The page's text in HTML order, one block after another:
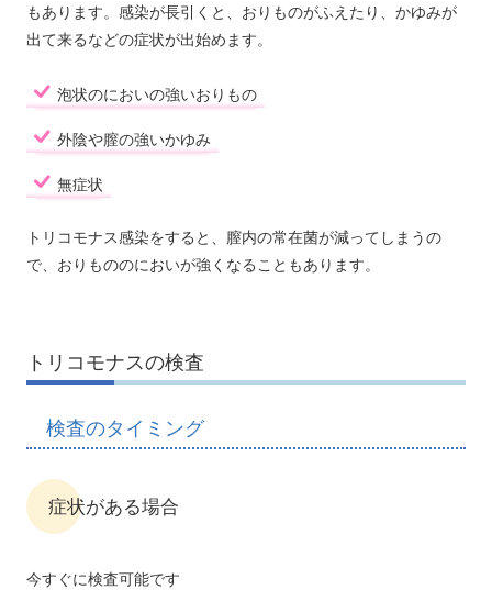
もあります。感染が長引くと、おりものがふえたり、かゆみが
出て来るなどの症状が出始めます。
泡状のにおいの強いおりもの
外陰や膣の強いかゆみ
無症状
トリコモナス感染をすると、膣内の常在菌が減ってしまうの
で、おりもののにおいが強くなることもあります。
トリコモナスの検査
検査のタイミング
症状がある場合
今すぐに検査可能です